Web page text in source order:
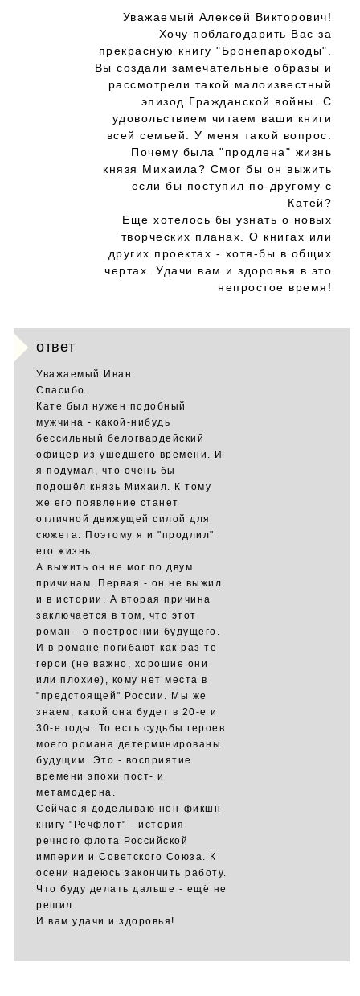
Уважаемый Алексей Викторович!
Хочу поблагодарить Вас за
прекрасную книгу "Бронепароходы".
Вы создали замечательные образы и
рассмотрели такой малоизвестный
эпизод Гражданской войны. С
удовольствием читаем ваши книги
всей семьей. У меня такой вопрос.
Почему была "продлена" жизнь
князя Михаила? Смог бы он выжить
если бы поступил по-другому с
Катей?
Еще хотелось бы узнать о новых
творческих планах. О книгах или
других проектах - хотя-бы в общих
чертах. Удачи вам и здоровья в это
непростое время!
ответ
Уважаемый Иван.
Спасибо.
Кате был нужен подобный
мужчина - какой-нибудь
бессильный белогвардейский
офицер из ушедшего времени. И
я подумал, что очень бы
подошёл князь Михаил. К тому
же его появление станет
отличной движущей силой для
сюжета. Поэтому я и "продлил"
его жизнь.
А выжить он не мог по двум
причинам. Первая - он не выжил
и в истории. А вторая причина
заключается в том, что этот
роман - о построении будущего.
И в романе погибают как раз те
герои (не важно, хорошие они
или плохие), кому нет места в
"предстоящей" России. Мы же
знаем, какой она будет в 20-е и
30-е годы. То есть судьбы героев
моего романа детерминированы
будущим. Это - восприятие
времени эпохи пост- и
метамодерна.
Сейчас я доделываю нон-фикшн
книгу "Речфлот" - история
речного флота Российской
империи и Советского Союза. К
осени надеюсь закончить работу.
Что буду делать дальше - ещё не
решил.
И вам удачи и здоровья!